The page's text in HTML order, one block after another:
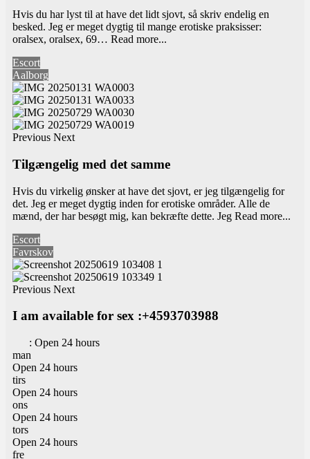
Hvis du har lyst til at have det lidt sjovt, så skriv endelig en
besked. Jeg er meget dygtig til mange erotiske praksisser:
oralsex, oralsex, 69… Read more...
Escort
Aalborg
Previous Next
Tilgængelig med det samme
Hvis du virkelig ønsker at have det sjovt, er jeg tilgængelig for
det. Jeg er meget dygtig inden for erotiske områder. Alle de
mænd, der har besøgt mig, kan bekræfte dette. Jeg Read more...
Escort
Favrskov
Previous Next
I am available for sex :+4593703988
: Open 24 hours
man
Open 24 hours
tirs
Open 24 hours
ons
Open 24 hours
tors
Open 24 hours
fre